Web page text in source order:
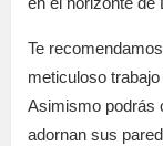
Te
meticuloso
Asimismo podrás
adornan sus